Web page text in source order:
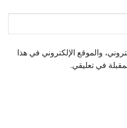
والموقع الإلكتروني في هذا
في تعليقي.